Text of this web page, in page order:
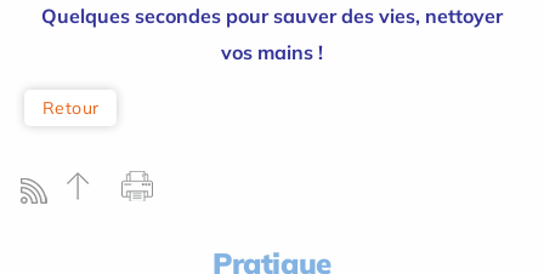
Quelques secondes pour sauver des vies, nettoyer
vos mains !
Retour
Pratique